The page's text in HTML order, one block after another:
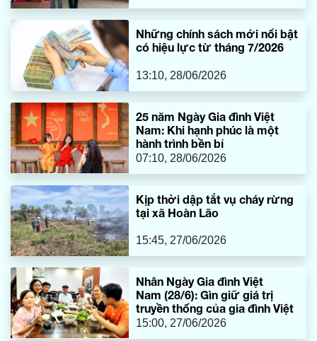
Những chính sách mới nổi bật
có hiệu lực từ tháng 7/2026
13:10, 28/06/2026
25 năm Ngày Gia đình Việt
Nam: Khi hạnh phúc là một
hành trình bền bỉ
07:10, 28/06/2026
Kịp thời dập tắt vụ cháy rừng
tại xã Hoàn Lão
15:45, 27/06/2026
Nhân Ngày Gia đình Việt
Nam (28/6): Gìn giữ giá trị
truyền thống của gia đình Việt
15:00, 27/06/2026